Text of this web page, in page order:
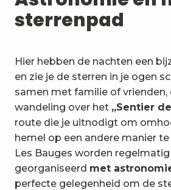
3 Luchtsporten
4 Bergsporten en
5
Ongewone
voertuigen
6 Wateractiviteiten
sterrenpad
Hier hebben de nachten een
en zie je de sterren in je ogen
samen met familie of vrienden,
wandeling over het „Sentier
route die je uitnodigt om
hemel op een andere manier
Les Bauges worden regelmatig
georganiseerd met
perfecte gelegenheid om de